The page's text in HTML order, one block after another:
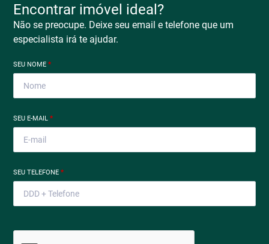
Encontrar imóvel ideal?
Não se preocupe. Deixe seu email e telefone que um
especialista irá te ajudar.
SEU NOME*
SEU E-MAIL*
SEU TELEFONE*